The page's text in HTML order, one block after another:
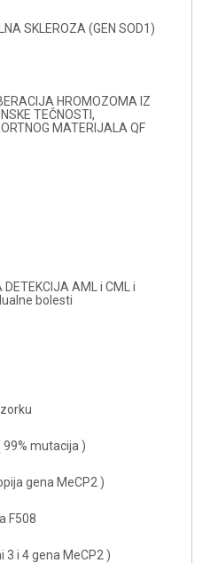
SKLEROZA (GEN SOD1)
HROMOZOMA IZ
TEČNOSTI,
MATERIJALA QF
AML i CML i
bolesti
99% mutacija )
gena MeCP2 )
F508
3 i 4 gena MeCP2 )